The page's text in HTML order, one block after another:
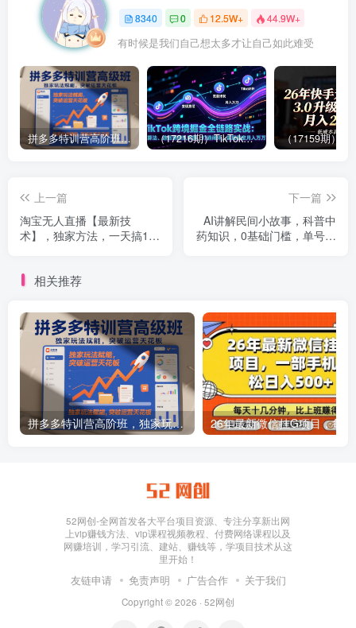
8340 0 12.5W+ 44.9W+
有时候是我们自己想太多才让自己如此难受
拼多多特训营高阶班，独家玩法赋能，突破运营天花板（更新26年1月） （17216期）TikTok跨境掘金全链路实战：从算法、选品到团队管理，打通闭环，实现稳定月入万刀
上一篇
淘宝无人直播【最新技
术】，独家方法，一天搞10
秘】
下一篇
AI讲解民间小故事，科普中
药知识，0基础门槛，单号日
相关推荐
拼多多特训营高阶班，独家玩法赋能，突破运营天花板（更新26年1月）
52网创-全网首发各大平台项目资源、专注分享新出网
上vip赚钱方法、vip课程视频教程、付费网络课程以及
网赚培训，学习引流、建站、赚钱等，学项目技术从这
里开始！
友链申请 免责声明 广告合作 关于我们
Copyright © 2026 · 52网创